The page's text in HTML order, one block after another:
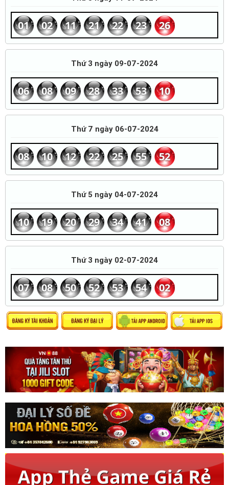
01 02 11 21 22 23 26
Thứ 3 ngày 09-07-2024
06 08 09 28 33 53 10
Thứ 7 ngày 06-07-2024
08 10 12 22 25 55 52
Thứ 5 ngày 04-07-2024
10 19 20 29 34 41 08
Thứ 3 ngày 02-07-2024
07 08 50 52 53 54 02